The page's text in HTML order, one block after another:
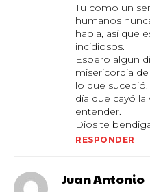
Tu como un
humanos
habla, así que
incidiosos.
Espero algun
misericordia
lo que
día que cayó
entender.
Dios te
RESPONDER
Juan Antonio